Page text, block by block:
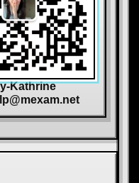
代考，TOPIK代考，小托福
Kathrine